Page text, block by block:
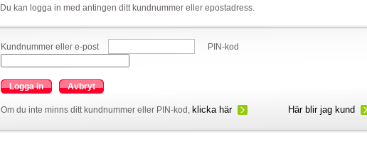
Du kan logga in med antingen ditt kundnummer eller epostadress.
Kundnummer eller e-post PIN-kod
Logga in Avbryt
Om du inte minns ditt kundnummer eller PIN-kod, klicka här Här blir jag kund